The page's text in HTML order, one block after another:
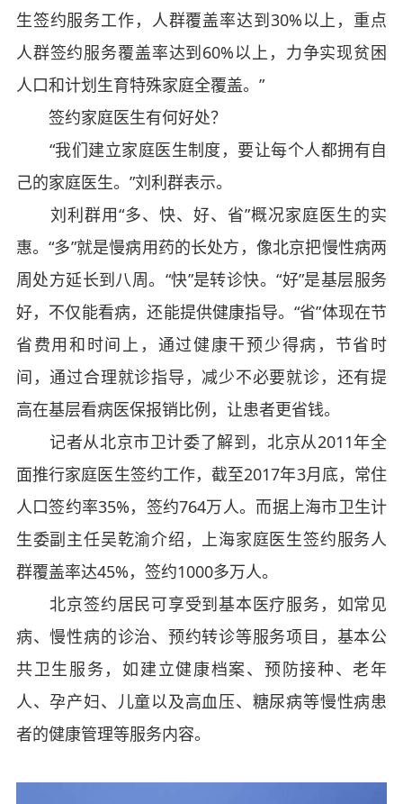
生签约服务工作，人群覆盖率达到30%以上，重点
人群签约服务覆盖率达到60%以上，力争实现贫困
人口和计划生育特殊家庭全覆盖。”
签约家庭医生有何好处？
“我们建立家庭医生制度，要让每个人都拥有自
己的家庭医生。”刘利群表示。
刘利群用“多、快、好、省”概况家庭医生的实
惠。“多”就是慢病用药的长处方，像北京把慢性病两
周处方延长到八周。“快”是转诊快。“好”是基层服务
好，不仅能看病，还能提供健康指导。“省”体现在节
省费用和时间上，通过健康干预少得病，节省时
间，通过合理就诊指导，减少不必要就诊，还有提
高在基层看病医保报销比例，让患者更省钱。
记者从北京市卫计委了解到，北京从2011年全
面推行家庭医生签约工作，截至2017年3月底，常住
人口签约率35%，签约764万人。而据上海市卫生计
生委副主任吴乾渝介绍，上海家庭医生签约服务人
群覆盖率达45%，签约1000多万人。
北京签约居民可享受到基本医疗服务，如常见
病、慢性病的诊治、预约转诊等服务项目，基本公
共卫生服务，如建立健康档案、预防接种、老年
人、孕产妇、儿童以及高血压、糖尿病等慢性病患
者的健康管理等服务内容。